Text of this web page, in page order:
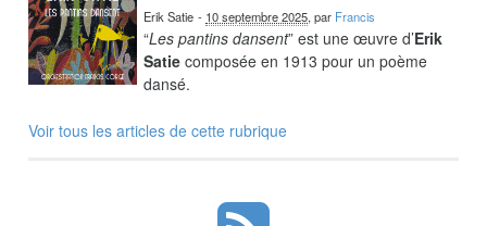
Erik Satie - 10 septembre 2025, par Francis
“Les pantins dansent” est une œuvre d’Erik
Satie composée en 1913 pour un poème
dansé.
Voir tous les articles de cette rubrique